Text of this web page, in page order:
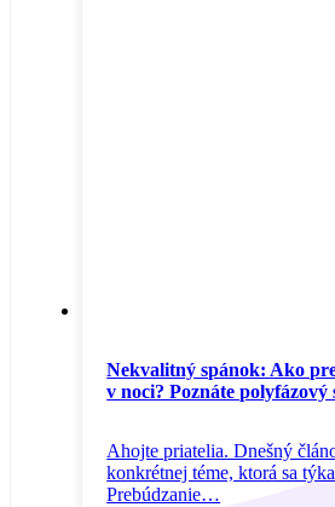
Nekvalitný spánok: Ako
v noci? Poznáte polyfázový
Ahojte priatelia. Dnešný
konkrétnej téme, ktorá sa
Prebúdzanie…